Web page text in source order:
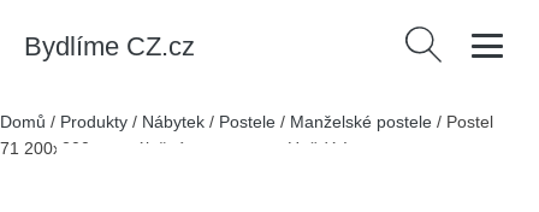
Bydlíme CZ.cz Vyhledávání
Domů / Produkty / Nábytek / Postele / Manželské postele / Postel
71 200x200 cm s úložným prostorem Hnědá I